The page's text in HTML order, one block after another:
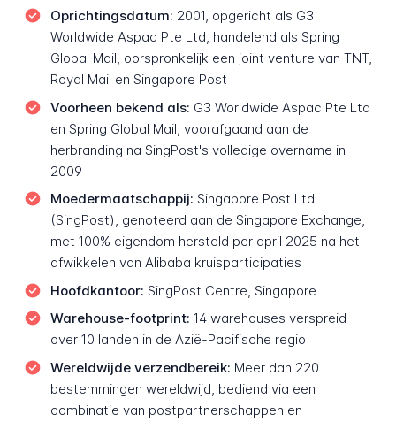
Oprichtingsdatum: 2001, opgericht als G3
Worldwide Aspac Pte Ltd, handelend als Spring
Global Mail, oorspronkelijk een joint venture van TNT,
Royal Mail en Singapore Post
Voorheen bekend als: G3 Worldwide Aspac Pte Ltd
en Spring Global Mail, voorafgaand aan de
herbranding na SingPost's volledige overname in
2009
Moedermaatschappij: Singapore Post Ltd
(SingPost), genoteerd aan de Singapore Exchange,
met 100% eigendom hersteld per april 2025 na het
afwikkelen van Alibaba kruisparticipaties
Hoofdkantoor: SingPost Centre, Singapore
Warehouse-footprint: 14 warehouses verspreid
over 10 landen in de Azië-Pacifische regio
Wereldwijde verzendbereik: Meer dan 220
bestemmingen wereldwijd, bediend via een
combinatie van postpartnerschappen en